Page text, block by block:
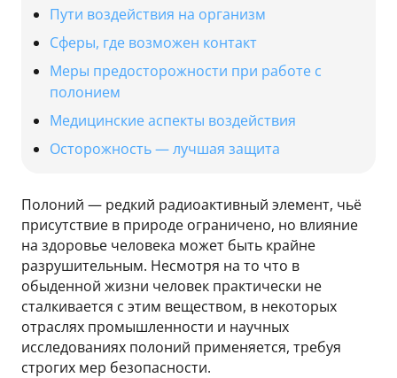
Полоний — редкий радиоактивный элемент, чьё
присутствие в природе ограничено, но влияние
на здоровье человека может быть крайне
разрушительным. Несмотря на то что в
обыденной жизни человек практически не
сталкивается с этим веществом, в некоторых
отраслях промышленности и научных
исследованиях полоний применяется, требуя
строгих мер безопасности.
Пути воздействия на организм
Сферы, где возможен контакт
Меры предосторожности при работе с
полонием
Медицинские аспекты воздействия
Осторожность — лучшая защита